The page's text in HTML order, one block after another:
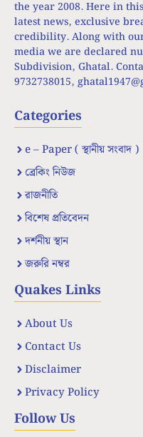
the year 2008. Here in
latest news, exclusive
credibility. Along with
media we are declared
Subdivision, Ghatal.
9732738015,
Categories
e – Paper ( স্থানীয় সংবাদ )
ব্রেকিং নিউজ
রাজনীতি
বিশেষ প্রতিবেদন
দর্শনীয় স্থান
জরুরি নম্বর
Quakes Links
About Us
Contact Us
Disclaimer
Privacy Policy
Follow Us